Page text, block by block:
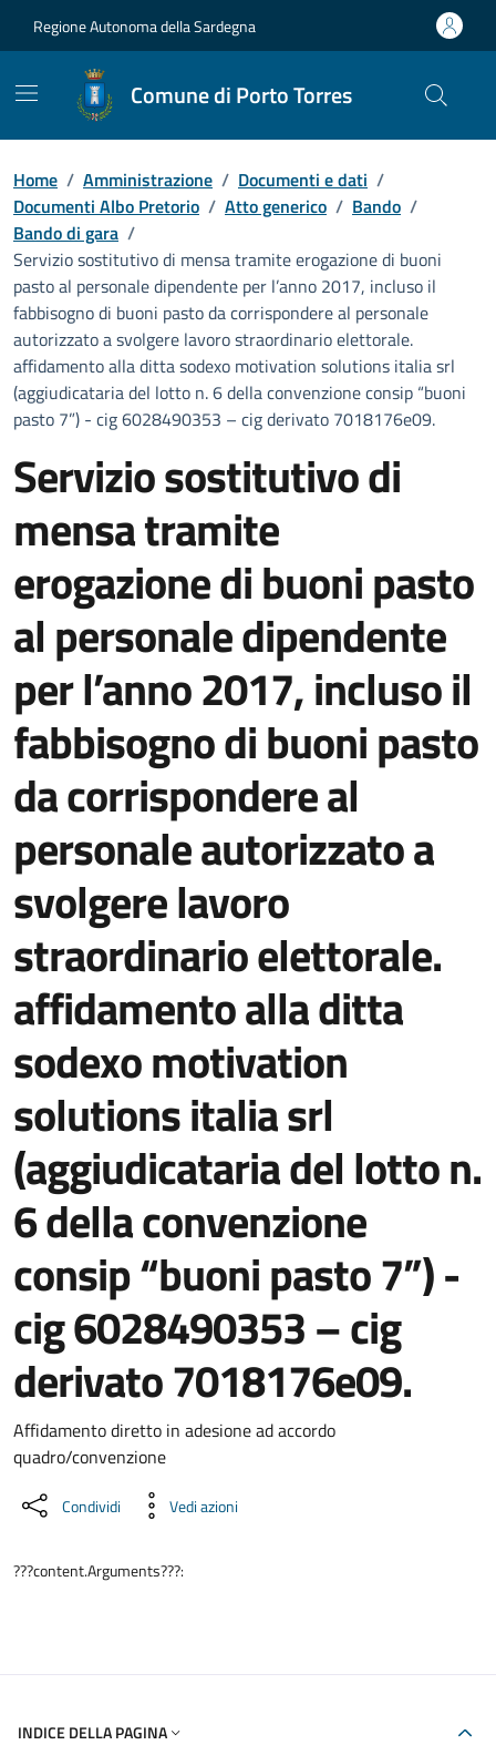
Regione Autonoma della Sardegna
Comune di Porto Torres
Home / Amministrazione / Documenti e dati /
Documenti Albo Pretorio / Atto generico / Bando /
Bando di gara /
Servizio sostitutivo di mensa tramite erogazione di buoni
pasto al personale dipendente per l’anno 2017, incluso il
fabbisogno di buoni pasto da corrispondere al personale
autorizzato a svolgere lavoro straordinario elettorale.
affidamento alla ditta sodexo motivation solutions italia srl
(aggiudicataria del lotto n. 6 della convenzione consip “buoni
pasto 7”) - cig 6028490353 – cig derivato 7018176e09.
Servizio sostitutivo di
mensa tramite
erogazione di buoni pasto
al personale dipendente
per l’anno 2017, incluso il
fabbisogno di buoni pasto
da corrispondere al
personale autorizzato a
svolgere lavoro
straordinario elettorale.
affidamento alla ditta
sodexo motivation
solutions italia srl
(aggiudicataria del lotto n.
6 della convenzione
consip “buoni pasto 7”) -
cig 6028490353 – cig
derivato 7018176e09.
Dettaglio del documento
Affidamento diretto in adesione ad accordo
quadro/convenzione
Condividi Vedi azioni
???content.Arguments???:
INDICE DELLA PAGINA